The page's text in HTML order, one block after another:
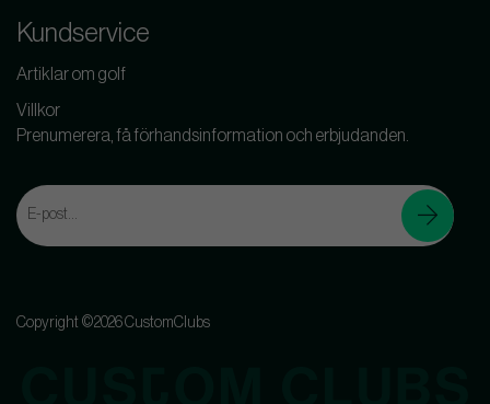
Kundservice
Artiklar om golf
Villkor
Prenumerera, få förhandsinformation och erbjudanden.
Copyright ©2026 CustomClubs